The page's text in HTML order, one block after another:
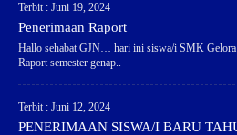
Terbit : Juni 19, 2024
Penerimaan Raport
Hallo sehabat GJN… hari ini siswa/i SMK Gelora
Raport semester genap..
Terbit : Juni 12, 2024
PENERIMAAN SISWA/I BARU